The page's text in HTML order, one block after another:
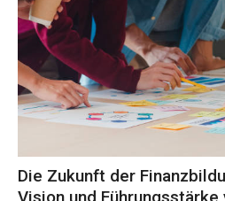
Die Zukunft der